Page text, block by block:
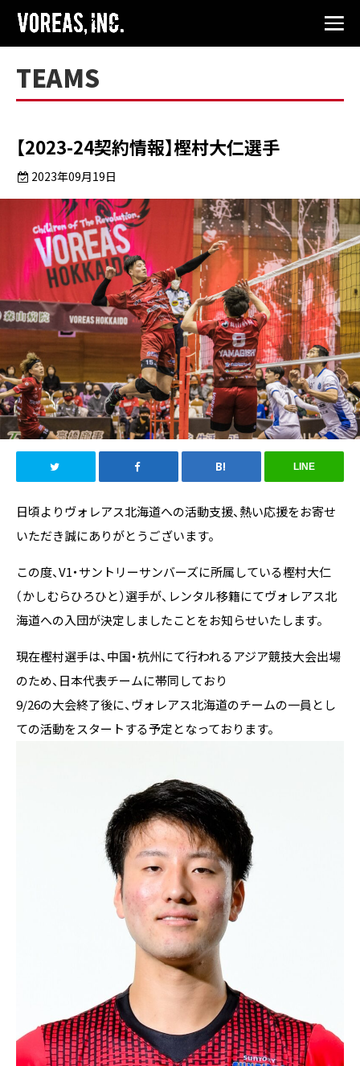
TEAMS
【2023-24契約情報】樫村大仁選手
2023年09月19日
LINE
日頃よりヴォレアス北海道への活動支援、熱い応援をお寄せ
いただき誠にありがとうございます。
この度、V1・サントリーサンバーズに所属している樫村大仁
（かしむらひろひと）選手が、レンタル移籍にてヴォレアス北
海道への入団が決定しましたことをお知らせいたします。
現在樫村選手は、中国・杭州にて行われるアジア競技大会出場
のため、日本代表チームに帯同しており
9/26の大会終了後に、ヴォレアス北海道のチームの一員とし
ての活動をスタートする予定となっております。